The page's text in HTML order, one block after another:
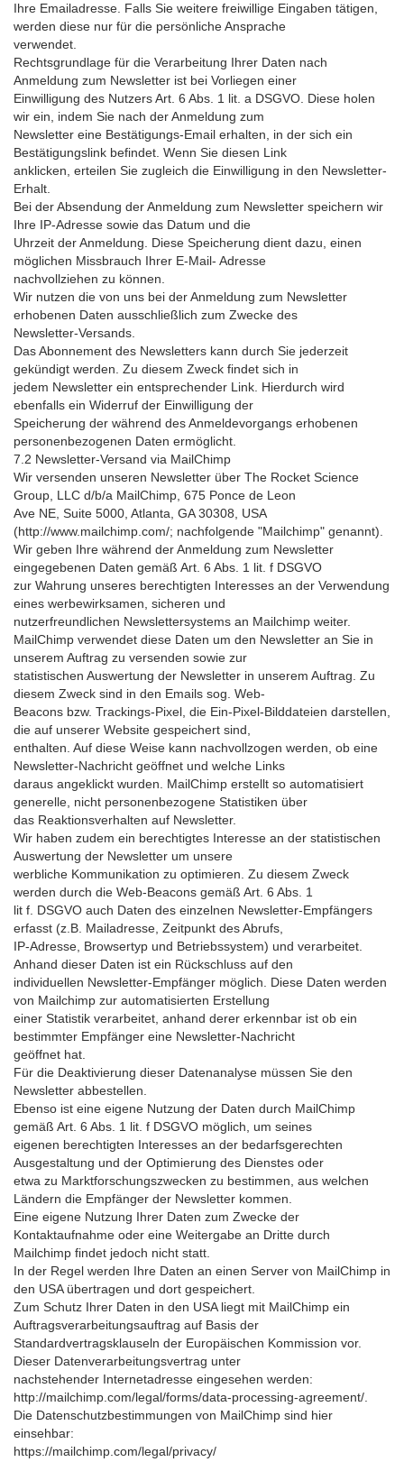
Ihre Emailadresse. Falls Sie weitere freiwillige Eingaben tätigen,
werden diese nur für die persönliche Ansprache
verwendet.
Rechtsgrundlage für die Verarbeitung Ihrer Daten nach
Anmeldung zum Newsletter ist bei Vorliegen einer
Einwilligung des Nutzers Art. 6 Abs. 1 lit. a DSGVO. Diese holen
wir ein, indem Sie nach der Anmeldung zum
Newsletter eine Bestätigungs-Email erhalten, in der sich ein
Bestätigungslink befindet. Wenn Sie diesen Link
anklicken, erteilen Sie zugleich die Einwilligung in den Newsletter-
Erhalt.
Bei der Absendung der Anmeldung zum Newsletter speichern wir
Ihre IP-Adresse sowie das Datum und die
Uhrzeit der Anmeldung. Diese Speicherung dient dazu, einen
möglichen Missbrauch Ihrer E-Mail- Adresse
nachvollziehen zu können.
Wir nutzen die von uns bei der Anmeldung zum Newsletter
erhobenen Daten ausschließlich zum Zwecke des
Newsletter-Versands.
Das Abonnement des Newsletters kann durch Sie jederzeit
gekündigt werden. Zu diesem Zweck findet sich in
jedem Newsletter ein entsprechender Link. Hierdurch wird
ebenfalls ein Widerruf der Einwilligung der
Speicherung der während des Anmeldevorgangs erhobenen
personenbezogenen Daten ermöglicht.
7.2 Newsletter-Versand via MailChimp
Wir versenden unseren Newsletter über The Rocket Science
Group, LLC d/b/a MailChimp, 675 Ponce de Leon
Ave NE, Suite 5000, Atlanta, GA 30308, USA
(http://www.mailchimp.com/; nachfolgende "Mailchimp" genannt).
Wir geben Ihre während der Anmeldung zum Newsletter
eingegebenen Daten gemäß Art. 6 Abs. 1 lit. f DSGVO
zur Wahrung unseres berechtigten Interesses an der Verwendung
eines werbewirksamen, sicheren und
nutzerfreundlichen Newslettersystems an Mailchimp weiter.
MailChimp verwendet diese Daten um den Newsletter an Sie in
unserem Auftrag zu versenden sowie zur
statistischen Auswertung der Newsletter in unserem Auftrag. Zu
diesem Zweck sind in den Emails sog. Web-
Beacons bzw. Trackings-Pixel, die Ein-Pixel-Bilddateien darstellen,
die auf unserer Website gespeichert sind,
enthalten. Auf diese Weise kann nachvollzogen werden, ob eine
Newsletter-Nachricht geöffnet und welche Links
daraus angeklickt wurden. MailChimp erstellt so automatisiert
generelle, nicht personenbezogene Statistiken über
das Reaktionsverhalten auf Newsletter.
Wir haben zudem ein berechtigtes Interesse an der statistischen
Auswertung der Newsletter um unsere
werbliche Kommunikation zu optimieren. Zu diesem Zweck
werden durch die Web-Beacons gemäß Art. 6 Abs. 1
lit f. DSGVO auch Daten des einzelnen Newsletter-Empfängers
erfasst (z.B. Mailadresse, Zeitpunkt des Abrufs,
IP-Adresse, Browsertyp und Betriebssystem) und verarbeitet.
Anhand dieser Daten ist ein Rückschluss auf den
individuellen Newsletter-Empfänger möglich. Diese Daten werden
von Mailchimp zur automatisierten Erstellung
einer Statistik verarbeitet, anhand derer erkennbar ist ob ein
bestimmter Empfänger eine Newsletter-Nachricht
geöffnet hat.
Für die Deaktivierung dieser Datenanalyse müssen Sie den
Newsletter abbestellen.
Ebenso ist eine eigene Nutzung der Daten durch MailChimp
gemäß Art. 6 Abs. 1 lit. f DSGVO möglich, um seines
eigenen berechtigten Interesses an der bedarfsgerechten
Ausgestaltung und der Optimierung des Dienstes oder
etwa zu Marktforschungszwecken zu bestimmen, aus welchen
Ländern die Empfänger der Newsletter kommen.
Eine eigene Nutzung Ihrer Daten zum Zwecke der
Kontaktaufnahme oder eine Weitergabe an Dritte durch
Mailchimp findet jedoch nicht statt.
In der Regel werden Ihre Daten an einen Server von MailChimp in
den USA übertragen und dort gespeichert.
Zum Schutz Ihrer Daten in den USA liegt mit MailChimp ein
Auftragsverarbeitungsauftrag auf Basis der
Standardvertragsklauseln der Europäischen Kommission vor.
Dieser Datenverarbeitungsvertrag unter
nachstehender Internetadresse eingesehen werden:
http://mailchimp.com/legal/forms/data-processing-agreement/.
Die Datenschutzbestimmungen von MailChimp sind hier
einsehbar:
https://mailchimp.com/legal/privacy/